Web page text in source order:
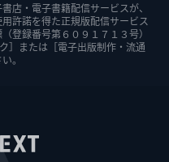
店・電子書籍配信サービスが、
許諾を得た正規版配信サービス
登録番号第６０９１７１３号）
］または［電子出版制作・流通
。